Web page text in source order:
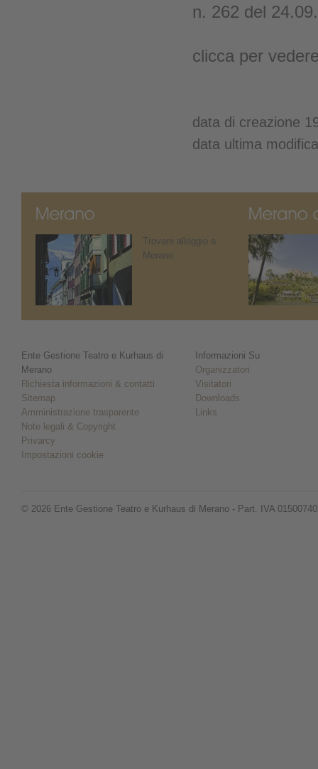
n. 262 del
clicca per
data di creazione
data ultima
Trovare alloggio a
Merano
Ente Gestione Teatro e Kurhaus di
Merano
Richiesta informazioni & contatti
Sitemap
Amministrazione trasparente
Note legali & Copyright
Privarcy
Impostazioni cookie
Informazioni Su
Organizzatori
Visitatori
Downloads
Links
© 2026 Ente Gestione Teatro e Kurhaus di Merano - Part. IVA